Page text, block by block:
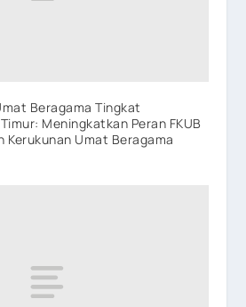
Beragama Tingkat
Meningkatkan Peran FKUB
Kerukunan Umat Beragama